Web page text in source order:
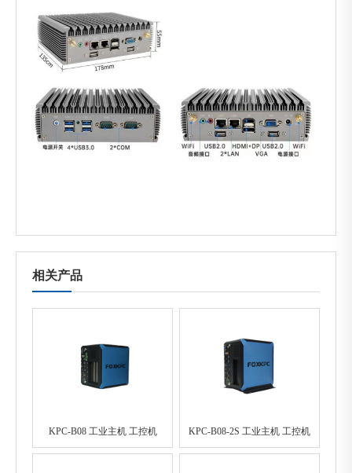
相关产品
KPC-B08 工业主机 工控机 KPC-B08-2S 工业主机 工控机